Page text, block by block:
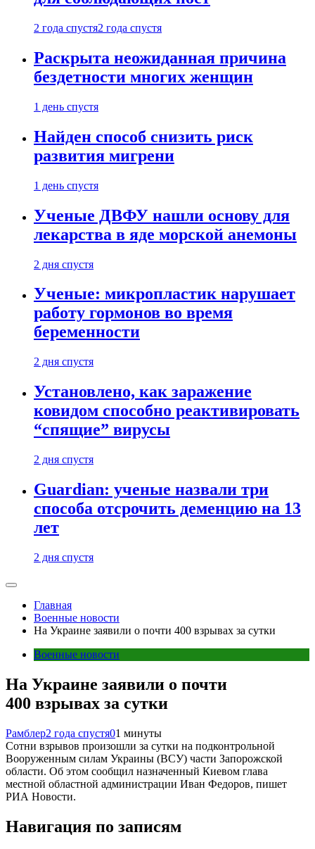
2 года спустя2 года спустя
Раскрыта неожиданная причина
бездетности многих женщин
1 день спустя
Найден способ снизить риск
развития мигрени
1 день спустя
Ученые ДВФУ нашли основу для
лекарства в яде морской анемоны
2 дня спустя
Ученые: микропластик нарушает
работу гормонов во время
беременности
2 дня спустя
Установлено, как заражение
ковидом способно реактивировать
“спящие” вирусы
2 дня спустя
Guardian: ученые назвали три
способа отсрочить деменцию на 13
лет
2 дня спустя
Главная
Военные новости
На Украине заявили о почти 400 взрывах за сутки
Военные новости
На Украине заявили о почти
400 взрывах за сутки
Рамблер2 года спустя01 минуты
Сотни взрывов произошли за сутки на подконтрольной
Вооруженным силам Украины (ВСУ) части Запорожской
области. Об этом сообщил назначенный Киевом глава
местной областной администрации Иван Федоров, пишет
РИА Новости.
Навигация по записям